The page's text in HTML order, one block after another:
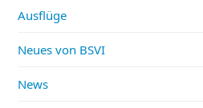
Ausflüge
Neues von BSVI
News